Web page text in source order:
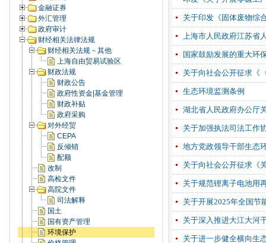
金融证券
外汇管理
政府审计
财经相关法律法规
财经相关法规－其他
上海自由贸易试验区
财政法规
财政公告
政府性资金|基金管理
财政补贴
政府采购
对外经贸
CEPA
反倾销
配额
改制
高检文件
高院文件
司法解释
国土
国有资产管理
环境保护
关于印发《固体废物综
上海市人民政府江苏省
国家鼓励发展的重大环
关于向社会公开征求《
生态环境监测条例
湖北省人民政府办公厅
关于加强执法司法工作
地方党政领导干部生态
关于向社会公开征求《
关于规范锂离子电池用
关于开展2025年全国节
关于深入推进大江大河
关于进一步健全横向生